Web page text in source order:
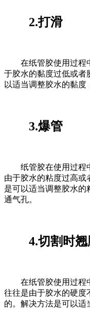
2.打滑
在纸管胶使用过程中
于胶水的黏度过低或者
以适当调整胶水的黏度
3.爆管
纸管胶在使用过程中
由于胶水的粘度过高
是可以适当调整胶水的
通气孔。
4.切割时翘
在纸管胶使用过程
往往是由于胶水的硬度
的。解决方法是可以适